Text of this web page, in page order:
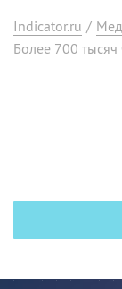
Indicator.ru /
Более 700 тысяч